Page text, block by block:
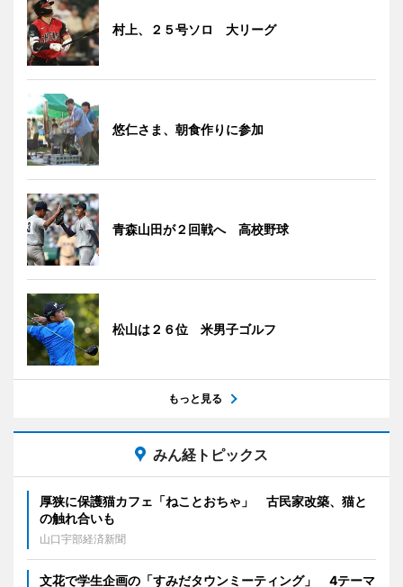
村上、２５号ソロ 大リーグ
悠仁さま、朝食作りに参加
青森山田が２回戦へ 高校野球
松山は２６位 米男子ゴルフ
もっと見る
みん経トピックス
厚狭に保護猫カフェ「ねことおちゃ」 古民家改築、猫と
の触れ合いも
山口宇部経済新聞
文花で学生企画の「すみだタウンミーティング」 4テーマ